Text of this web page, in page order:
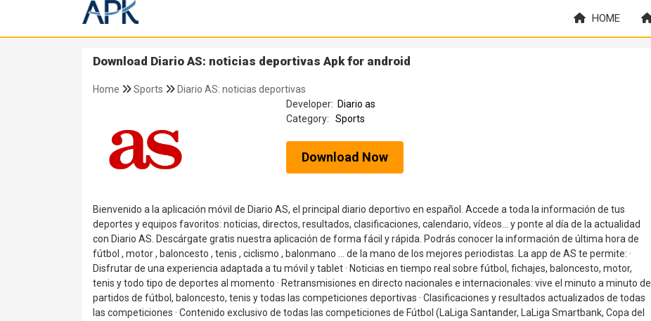
HOME
Download Diario AS: noticias deportivas Apk for android
Home Sports
Diario AS: noticias deportivas
Developer: Diario as
Category:
Sports
Download Now
Bienvenido a la aplicación móvil de Diario AS, el principal diario deportivo en español. Accede a toda la información de tus
deportes y equipos favoritos: noticias, directos, resultados, clasificaciones, calendario, vídeos... y ponte al día de la actualidad
con Diario AS. Descárgate gratis nuestra aplicación de forma fácil y rápida. Podrás conocer la información de última hora de
fútbol , motor , baloncesto , tenis , ciclismo , balonmano … de la mano de los mejores periodistas. La app de AS te permite: ·
Disfrutar de una experiencia adaptada a tu móvil y tablet · Noticias en tiempo real sobre fútbol, fichajes, baloncesto, motor,
tenis y todo tipo de deportes al momento · Retransmisiones en directo nacionales e internacionales: vive el minuto a minuto de
partidos de fútbol, baloncesto, tenis y todas las competiciones deportivas · Clasificaciones y resultados actualizados de todas
las competiciones · Contenido exclusivo de todas las competiciones de Fútbol (LaLiga Santander, LaLiga Smartbank, Copa del